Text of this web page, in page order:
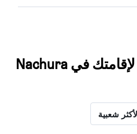
اعثر على نتائج أفضل لإقامتك في Nachura
شعبية